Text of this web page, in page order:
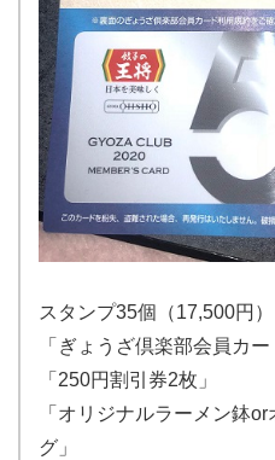
スタンプ35個（17,500
「ぎょうざ倶楽部会員カー
「250円割引券2枚」
「オリジナルラーメン鉢
グ」